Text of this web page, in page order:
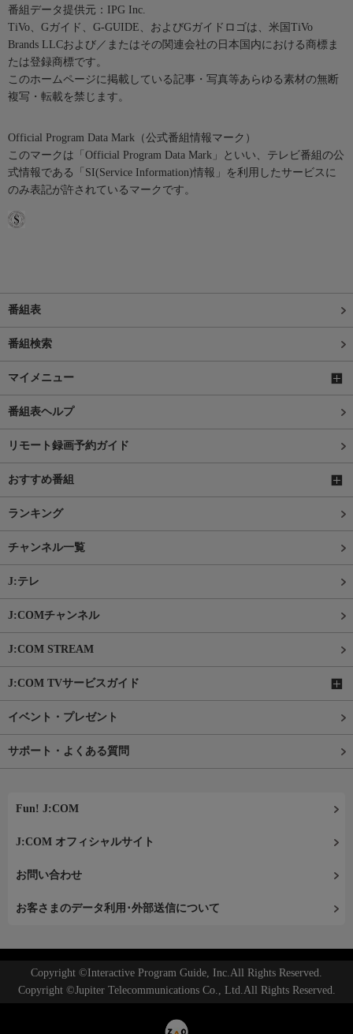
番組データ提供元：IPG Inc.
TiVo、Gガイド、G-GUIDE、およびGガイドロゴは、米国TiVo
Brands LLCおよび／またはその関連会社の日本国内における商標ま
たは登録商標です。
このホームページに掲載している記事・写真等あらゆる素材の無断
複写・転載を禁じます。
Official Program Data Mark（公式番組情報マーク）
このマークは「Official Program Data Mark」といい、テレビ番組の公
式情報である「SI(Service Information)情報」を利用したサービスに
のみ表記が許されているマークです。
番組表
番組検索
マイメニュー
番組表ヘルプ
リモート録画予約ガイド
おすすめ番組
ランキング
チャンネル一覧
J:テレ
J:COMチャンネル
J:COM STREAM
J:COM TVサービスガイド
イベント・プレゼント
サポート・よくある質問
Fun! J:COM
J:COM オフィシャルサイト
お問い合わせ
お客さまのデータ利用･外部送信について
Copyright ©Interactive Program Guide, Inc.All Rights Reserved.
Copyright ©Jupiter Telecommunications Co., Ltd.All Rights Reserved.